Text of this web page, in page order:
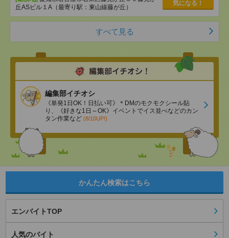
丘ASビル１A（最寄り駅：東山線藤が丘）
気になる！
すべて見る
編集部イチオシ
《単発1日OK！日払い可》＊DMのモクモクシール貼
り、《好きな1日～OK》イベントでイス並べなどのカン
タン作業など (8/10UP!)
かんたん検索はこちら
エンバイトTOP
人気のバイト